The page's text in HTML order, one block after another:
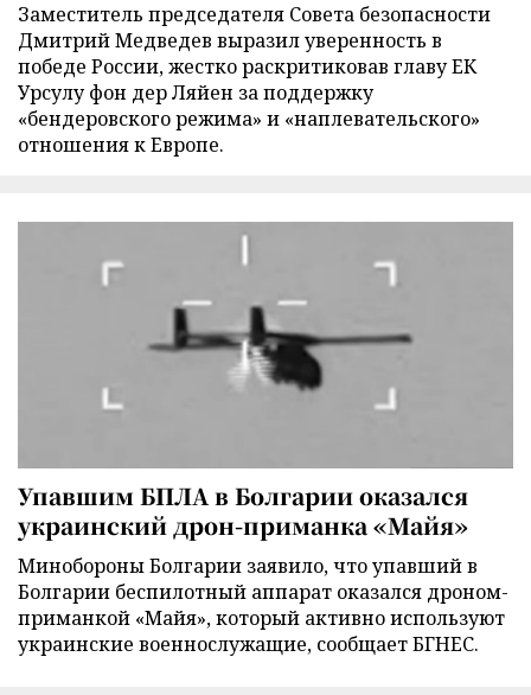
Заместитель председателя Совета безопасности
Дмитрий Медведев выразил уверенность в
победе России, жестко раскритиковав главу ЕК
Урсулу фон дер Ляйен за поддержку
«бендеровского режима» и «наплевательского»
отношения к Европе.
Упавшим БПЛА в Болгарии оказался
украинский дрон-приманка «Майя»
Минобороны Болгарии заявило, что упавший в
Болгарии беспилотный аппарат оказался дроном-
приманкой «Майя», который активно используют
украинские военнослужащие, сообщает БГНЕС.